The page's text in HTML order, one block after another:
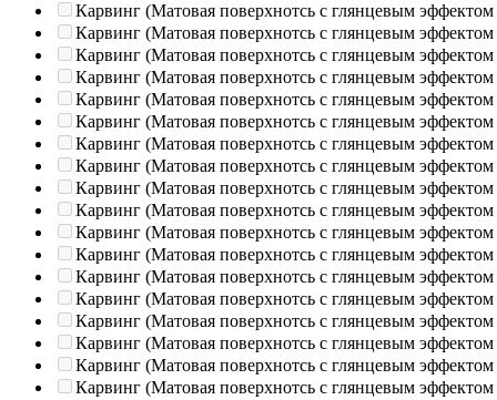
Карвинг (Матовая поверхнотсь с глянцевым эффектом
Карвинг (Матовая поверхнотсь с глянцевым эффектом
Карвинг (Матовая поверхнотсь с глянцевым эффектом
Карвинг (Матовая поверхнотсь с глянцевым эффектом
Карвинг (Матовая поверхнотсь с глянцевым эффектом
Карвинг (Матовая поверхнотсь с глянцевым эффектом
Карвинг (Матовая поверхнотсь с глянцевым эффектом
Карвинг (Матовая поверхнотсь с глянцевым эффектом
Карвинг (Матовая поверхнотсь с глянцевым эффектом
Карвинг (Матовая поверхнотсь с глянцевым эффектом
Карвинг (Матовая поверхнотсь с глянцевым эффектом
Карвинг (Матовая поверхнотсь с глянцевым эффектом
Карвинг (Матовая поверхнотсь с глянцевым эффектом
Карвинг (Матовая поверхнотсь с глянцевым эффектом
Карвинг (Матовая поверхнотсь с глянцевым эффектом
Карвинг (Матовая поверхнотсь с глянцевым эффектом
Карвинг (Матовая поверхнотсь с глянцевым эффектом
Карвинг (Матовая поверхнотсь с глянцевым эффектом